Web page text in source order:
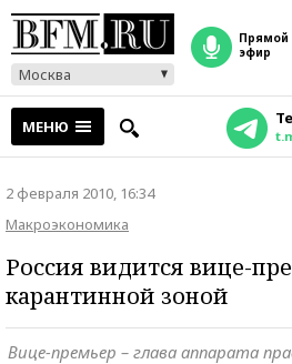
Москва
прямой
эфир
МЕНЮ
2 февраля 2010, 16:34
Макроэкономика
Россия видится вице-
карантинной зоной
Вице-премьер – глава аппарата